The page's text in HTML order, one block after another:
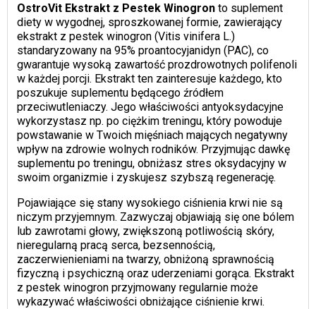
OstroVit Ekstrakt z Pestek Winogronto suplement
diety w wygodnej, sproszkowanej formie, zawierający
ekstrakt z pestek winogron (Vitis vinifera L.)
standaryzowany na 95% proantocyjanidyn (PAC), co
gwarantuje wysoką zawartość prozdrowotnych polifenoli
w każdej porcji. Ekstrakt ten zainteresuje każdego, kto
poszukuje suplementu będącego źródłem
przeciwutleniaczy. Jego właściwości antyoksydacyjne
wykorzystasz np. po ciężkim treningu, który powoduje
powstawanie w Twoich mięśniach mających negatywny
wpływ na zdrowie wolnych rodników. Przyjmując dawkę
suplementu po treningu, obniżasz stres oksydacyjny w
swoim organizmie i zyskujesz szybszą regenerację.
Pojawiające się stany wysokiego ciśnienia krwi nie są
niczym przyjemnym. Zazwyczaj objawiają się one bólem
lub zawrotami głowy, zwiększoną potliwością skóry,
nieregularną pracą serca, bezsennością,
zaczerwienieniami na twarzy, obniżoną sprawnością
fizyczną i psychiczną oraz uderzeniami gorąca. Ekstrakt
z pestek winogron przyjmowany regularnie może
wykazywać właściwości obniżające ciśnienie krwi.